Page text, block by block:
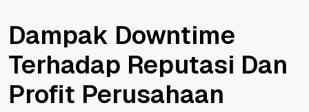
Dampak Downtime
Terhadap Reputasi Dan
Profit Perusahaan